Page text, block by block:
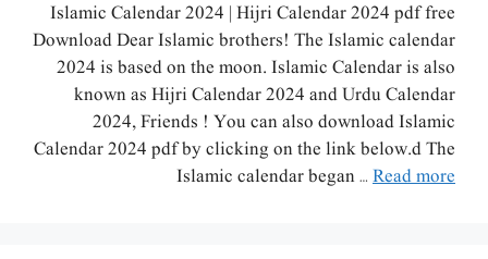
Islamic Calendar 2024 | Hijri Calendar 2024 pdf free
Download Dear Islamic brothers! The Islamic calendar
2024 is based on the moon. Islamic Calendar is also
known as Hijri Calendar 2024 and Urdu Calendar
2024, Friends ! You can also download Islamic
Calendar 2024 pdf by clicking on the link below.d The
Islamic calendar began … Read more